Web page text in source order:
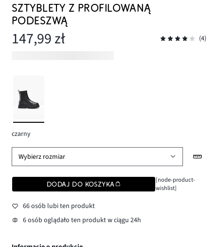
SZTYBLETY Z PROFILOWANĄ
PODESZWĄ
147,99 zł (4)
czarny
Wybierz rozmiar
DODAJ DO KOSZYKA
[node-product-
wishlist]
66 osób lubi ten produkt
6 osób oglądało ten produkt w ciągu 24h